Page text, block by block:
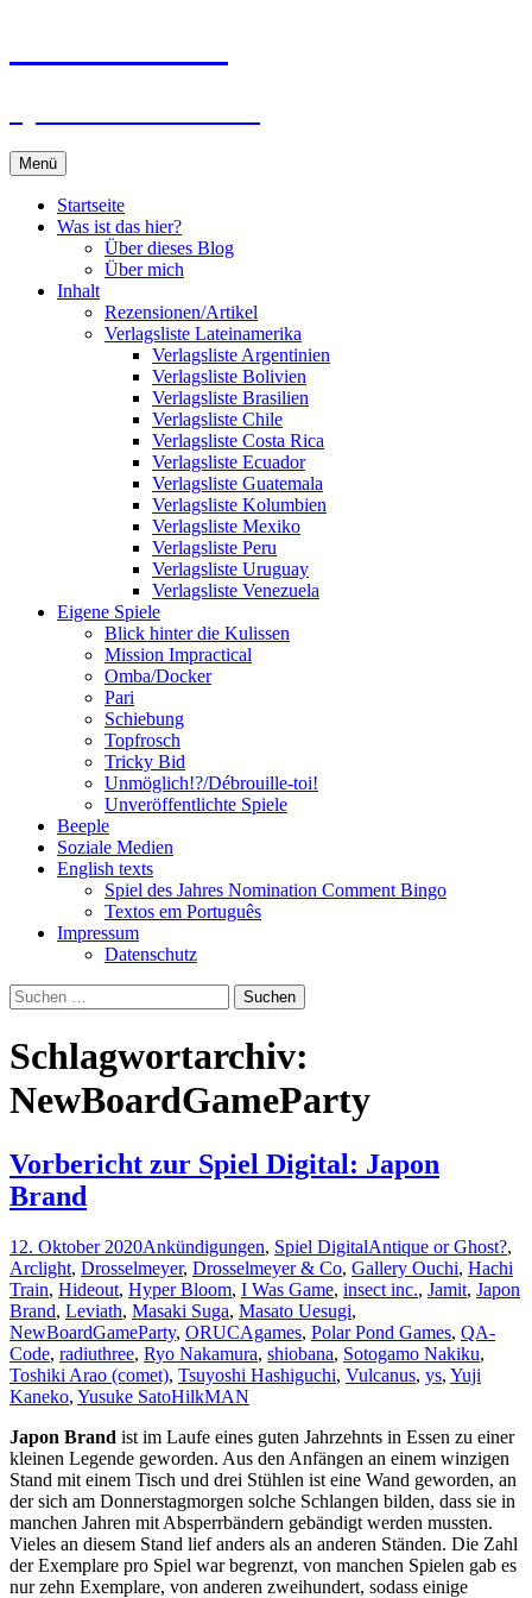
Menü
Startseite
Was ist das hier?
Über dieses Blog
Über mich
Inhalt
Rezensionen/Artikel
Verlagsliste Lateinamerika
Verlagsliste Argentinien
Verlagsliste Bolivien
Verlagsliste Brasilien
Verlagsliste Chile
Verlagsliste Costa Rica
Verlagsliste Ecuador
Verlagsliste Guatemala
Verlagsliste Kolumbien
Verlagsliste Mexiko
Verlagsliste Peru
Verlagsliste Uruguay
Verlagsliste Venezuela
Eigene Spiele
Blick hinter die Kulissen
Mission Impractical
Omba/Docker
Pari
Schiebung
Topfrosch
Tricky Bid
Unmöglich!?/Débrouille-toi!
Unveröffentlichte Spiele
Beeple
Soziale Medien
English texts
Spiel des Jahres Nomination Comment Bingo
Textos em Português
Impressum
Datenschutz
Suchen
nach:
Schlagwortarchiv:
NewBoardGameParty
Vorbericht zur Spiel Digital: Japon
Brand
12. Oktober 2020Ankündigungen, Spiel DigitalAntique or Ghost?,
Arclight, Drosselmeyer, Drosselmeyer & Co, Gallery Ouchi, Hachi
Train, Hideout, Hyper Bloom, I Was Game, insect inc., Jamit, Japon
Brand, Leviath, Masaki Suga, Masato Uesugi,
NewBoardGameParty, ORUCAgames, Polar Pond Games, QA-
Code, radiuthree, Ryo Nakamura, shiobana, Sotogamo Nakiku,
Toshiki Arao (comet), Tsuyoshi Hashiguchi, Vulcanus, ys, Yuji
Kaneko, Yusuke SatoHilkMAN
Japon Brand ist im Laufe eines guten Jahrzehnts in Essen zu einer
kleinen Legende geworden. Aus den Anfängen an einem winzigen
Stand mit einem Tisch und drei Stühlen ist eine Wand geworden, an
der sich am Donnerstagmorgen solche Schlangen bilden, dass sie in
manchen Jahren mit Absperrbändern gebändigt werden mussten.
Vieles an diesem Stand lief anders als an anderen Ständen. Die Zahl
der Exemplare pro Spiel war begrenzt, von manchen Spielen gab es
nur zehn Exemplare, von anderen zweihundert, sodass einige